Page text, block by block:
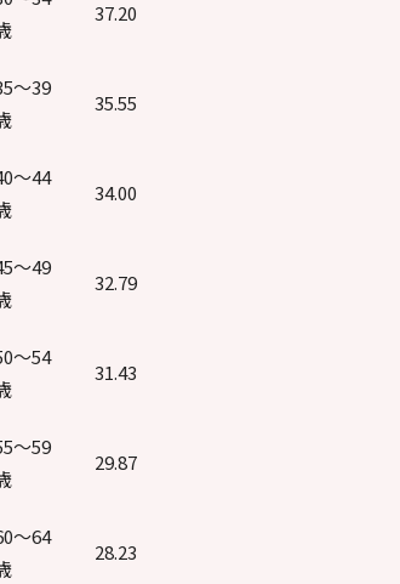
37.20
～39
35.55
～44
34.00
～49
32.79
～54
31.43
～59
29.87
～64
28.23